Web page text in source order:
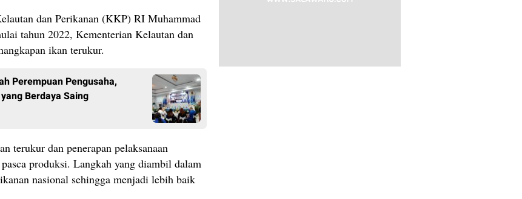
dan Perikanan (KKP) RI Muhammad
tahun 2022, Kementerian Kelautan dan
ikan terukur.
Perempuan Pengusaha,
Berdaya Saing
terukur dan penerapan pelaksanaan
produksi. Langkah yang diambil dalam
nasional sehingga menjadi lebih baik